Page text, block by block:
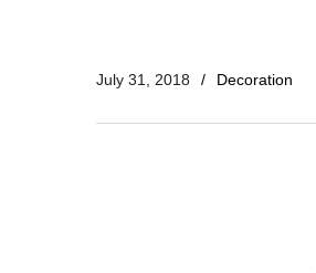
July 31, 2018 Decoration